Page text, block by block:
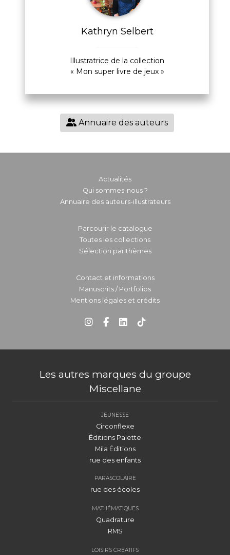
Kathryn Selbert
Illustratrice de la collection
« Mon super livre de jeux »
Annuaire des auteurs
Actualités
Qui sommes-nous ?
Annuaire des auteurs-illustrateurs
Parcourir le catalogue
Toutes les collections
Sélection par thèmes
Contact et informations
Manuscrits / Portfolios
Mentions légales et crédits
Les autres marques du groupe
Miscellane
JEUNESSE
Circonflexe
Éditions Palette
Mila Éditions
rue des enfants
PARASCOLAIRE
rue des écoles
MATHÉMATIQUES
Quadrature
RMS
LOISIRS CRÉATIFS